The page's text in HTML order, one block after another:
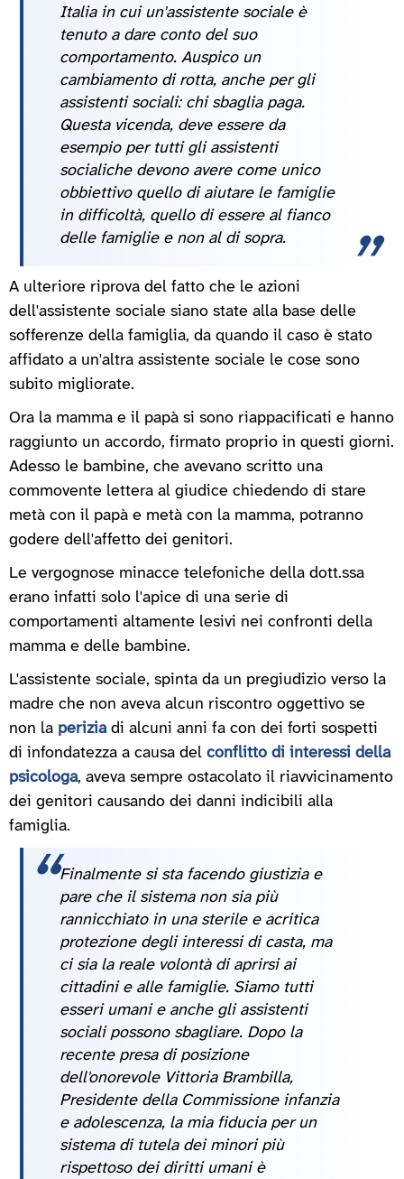
Italia in cui un'assistente sociale è
tenuto a dare conto del suo
comportamento. Auspico un
cambiamento di rotta, anche per gli
assistenti sociali: chi sbaglia paga.
Questa vicenda, deve essere da
esempio per tutti gli assistenti
socialiche devono avere come unico
obbiettivo quello di aiutare le famiglie
in difficoltà, quello di essere al fianco
delle famiglie e non al di sopra.
A ulteriore riprova del fatto che le azioni
dell'assistente sociale siano state alla base delle
sofferenze della famiglia, da quando il caso è stato
affidato a un'altra assistente sociale le cose sono
subito migliorate.
Ora la mamma e il papà si sono riappacificati e hanno
raggiunto un accordo, firmato proprio in questi giorni.
Adesso le bambine, che avevano scritto una
commovente lettera al giudice chiedendo di stare
metà con il papà e metà con la mamma, potranno
godere dell'affetto dei genitori.
Le vergognose minacce telefoniche della dott.ssa
erano infatti solo l'apice di una serie di
comportamenti altamente lesivi nei confronti della
mamma e delle bambine.
L'assistente sociale, spinta da un pregiudizio verso la
madre che non aveva alcun riscontro oggettivo se
non la periziadi alcuni anni fa con dei forti sospetti
di infondatezza a causa del conflitto di interessi della
psicologa, aveva sempre ostacolato il riavvicinamento
dei genitori causando dei danni indicibili alla
famiglia.
Finalmente si sta facendo giustizia e
pare che il sistema non sia più
rannicchiato in una sterile e acritica
protezione degli interessi di casta, ma
ci sia la reale volontà di aprirsi ai
cittadini e alle famiglie. Siamo tutti
esseri umani e anche gli assistenti
sociali possono sbagliare. Dopo la
recente presa di posizione
dell'onorevole Vittoria Brambilla,
Presidente della Commissione infanzia
e adolescenza, la mia fiducia per un
sistema di tutela dei minori più
rispettoso dei diritti umani è